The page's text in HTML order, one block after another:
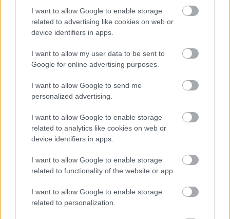
I want to allow Google to enable storage
related to advertising like cookies on web or
device identifiers in apps.
I want to allow my user data to be sent to
Google for online advertising purposes.
I want to allow Google to send me
personalized advertising.
I want to allow Google to enable storage
related to analytics like cookies on web or
device identifiers in apps.
I want to allow Google to enable storage
related to functionality of the website or app.
I want to allow Google to enable storage
related to personalization.
Idézzünk!
BBerni86•2022. január 01.
És még hány meg hány kriptidvadász élhette át ezt a
párduccal, vagy a majomember előtt állt, és rájött,
hogy a valódi élvezet: maga a kutatás. A tényleges
rátalálás csak rettenetet és veszteséget hoz magával.
(Az Éden kapui) A legenda azon változatában,…